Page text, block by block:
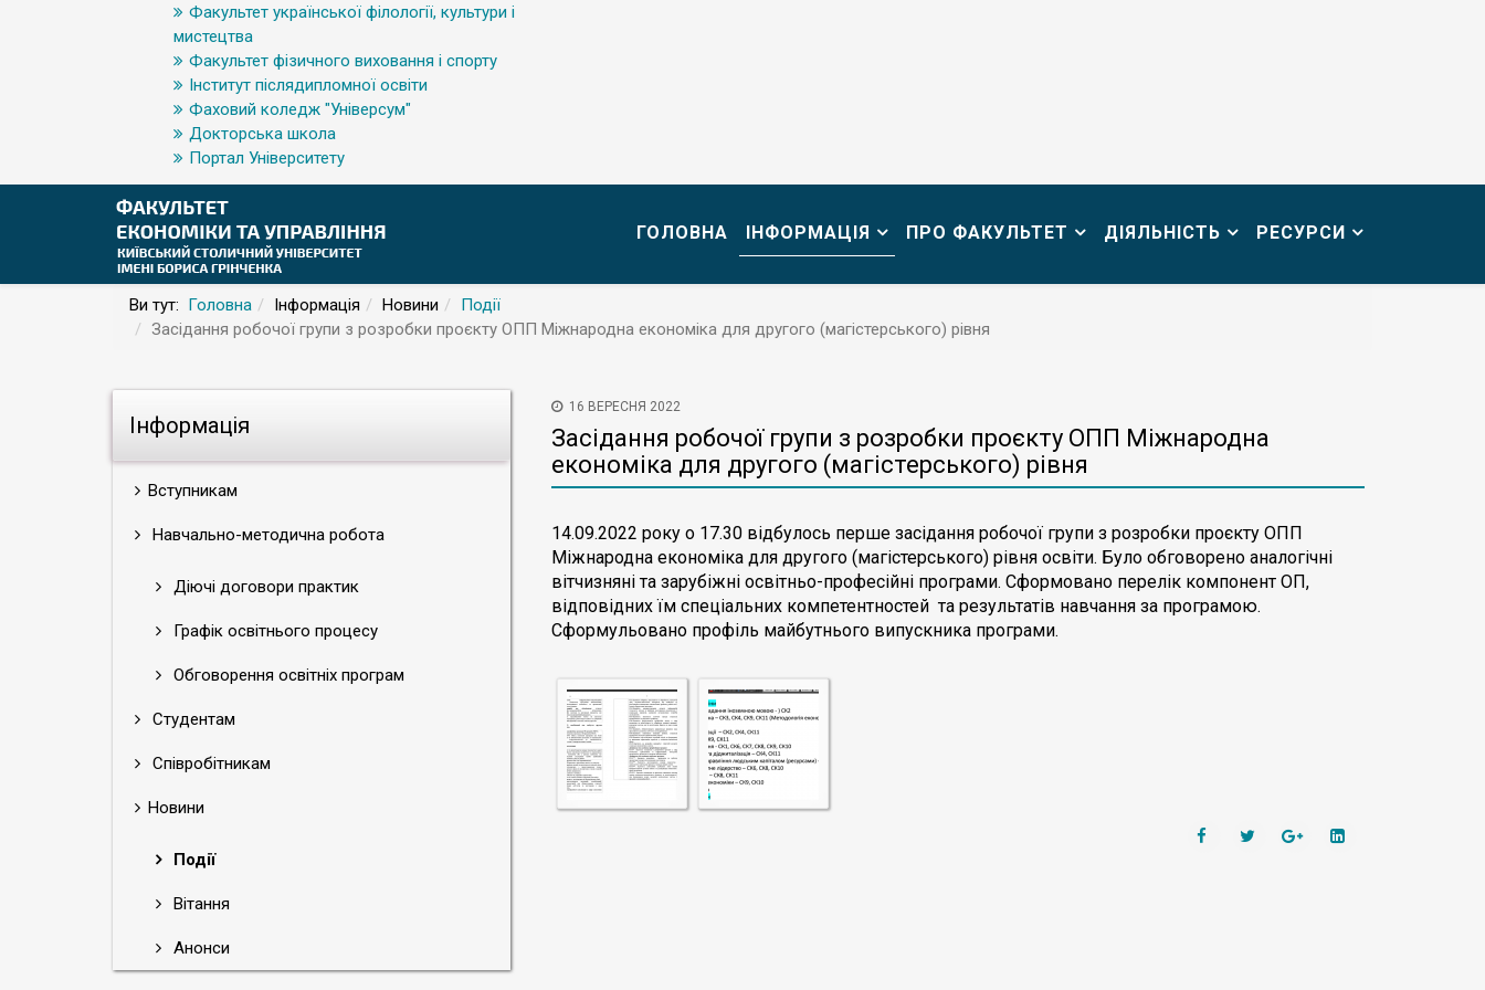
Факультет української філології, культури і
мистецтва
Факультет фізичного виховання і спорту
Інститут післядипломної освіти
Фаховий коледж "Універсум"
Докторська школа
Портал Університету
ГОЛОВНА ІНФОРМАЦІЯ ПРО ФАКУЛЬТЕТ ДІЯЛЬНІСТЬ РЕСУРСИ
Ви тут: Головна Інформація Новини
Події
Засідання робочої групи з розробки проєкту ОПП Міжнародна економіка для другого (магістерського) рівня
Інформація
Вступникам
Навчально-методична робота
Діючі договори практик
Графік освітнього процесу
Обговорення освітніх програм
Студентам
Співробітникам
Новини
Події
Вітання
Анонси
16 ВЕРЕСНЯ 2022
Засідання робочої групи з розробки проєкту ОПП Міжнародна
економіка для другого (магістерського) рівня
14.09.2022 року о 17.30 відбулось перше засідання робочої групи з розробки проєкту ОПП
Міжнародна економіка для другого (магістерського) рівня освіти. Було обговорено аналогічні
вітчизняні та зарубіжні освітньо-професійні програми. Сформовано перелік компонент ОП,
відповідних їм спеціальних компетентностей та результатів навчання за програмою.
Сформульовано профіль майбутнього випускника програми.